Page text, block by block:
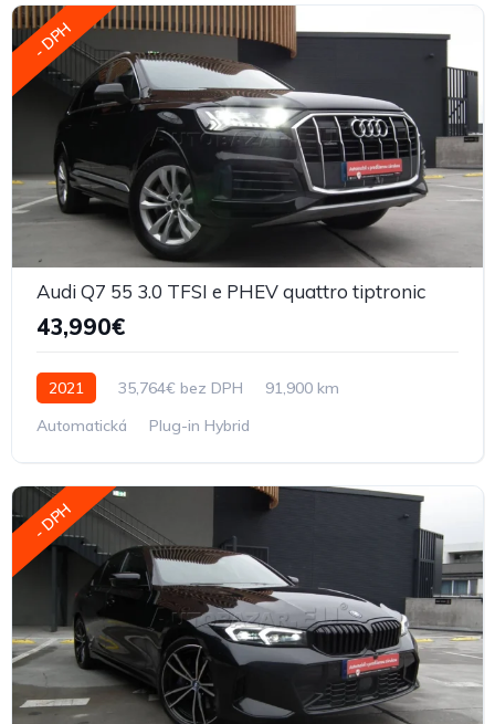
- DPH
Audi Q7 55 3.0 TFSI e PHEV quattro tiptronic
43,990€
2021 35,764€ bez DPH
91,900 km
Automatická
Plug-in Hybrid
- DPH